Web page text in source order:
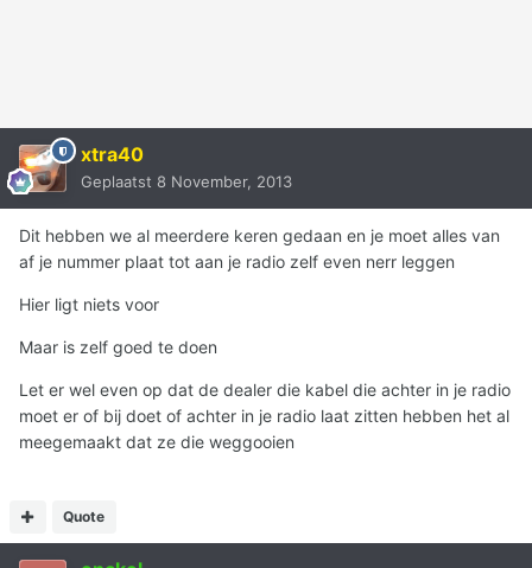
xtra40
Geplaatst 8 November, 2013
Dit hebben we al meerdere keren gedaan en je moet alles van
af je nummer plaat tot aan je radio zelf even nerr leggen
Hier ligt niets voor
Maar is zelf goed te doen
Let er wel even op dat de dealer die kabel die achter in je radio
moet er of bij doet of achter in je radio laat zitten hebben het al
meegemaakt dat ze die weggooien
Quote